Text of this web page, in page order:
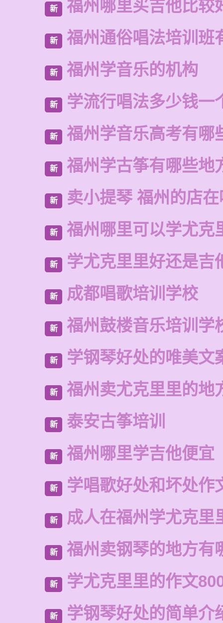
新 福州哪里买吉他比较
新 福州通俗唱法培训班
新 福州学音乐的机构
新 学流行唱法多少钱一
新 福州学音乐高考有哪
新 福州学古筝有哪些地
新 卖小提琴 福州的店
新 福州哪里可以学尤克
新 学尤克里里好还是吉
新 成都唱歌培训学校
新 福州鼓楼音乐培训学
新 学钢琴好处的唯美文
新 福州卖尤克里里的地
新 泰安古筝培训
新 福州哪里学吉他便宜
新 学唱歌好处和坏处作
新 成人在福州学尤克里
新 福州卖钢琴的地方有
新 学尤克里里的作文
新 学钢琴好处的简单介